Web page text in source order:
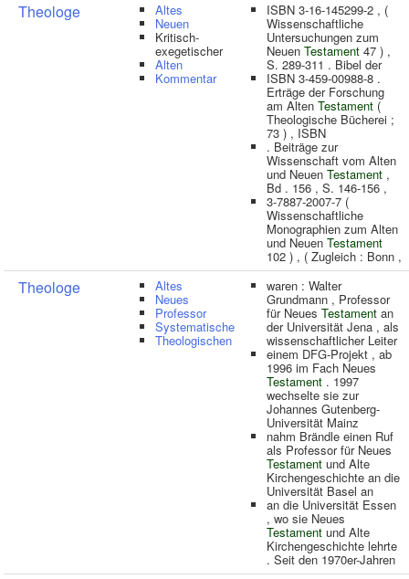
Theologe Altes
Neuen
Kritisch-
exegetischer
Alten
Kommentar
ISBN 3-16-145299-2 , (
Wissenschaftliche
Untersuchungen zum
Neuen Testament 47 ) ,
S. 289-311 . Bibel der
ISBN 3-459-00988-8 .
Erträge der Forschung
am Alten Testament (
Theologische Bücherei ;
73 ) , ISBN
. Beiträge zur
Wissenschaft vom Alten
und Neuen Testament ,
Bd . 156 , S. 146-156 ,
3-7887-2007-7 (
Wissenschaftliche
Monographien zum Alten
und Neuen Testament
102 ) , ( Zugleich : Bonn ,
Theologe Altes
Neues
Professor
Systematische
Theologischen
waren : Walter
Grundmann , Professor
für Neues Testament an
der Universität Jena , als
wissenschaftlicher Leiter
einem DFG-Projekt , ab
1996 im Fach Neues
Testament . 1997
wechselte sie zur
Johannes Gutenberg-
Universität Mainz
nahm Brändle einen Ruf
als Professor für Neues
Testament und Alte
Kirchengeschichte an die
Universität Basel an
an die Universität Essen
, wo sie Neues
Testament und Alte
Kirchengeschichte lehrte
. Seit den 1970er-Jahren